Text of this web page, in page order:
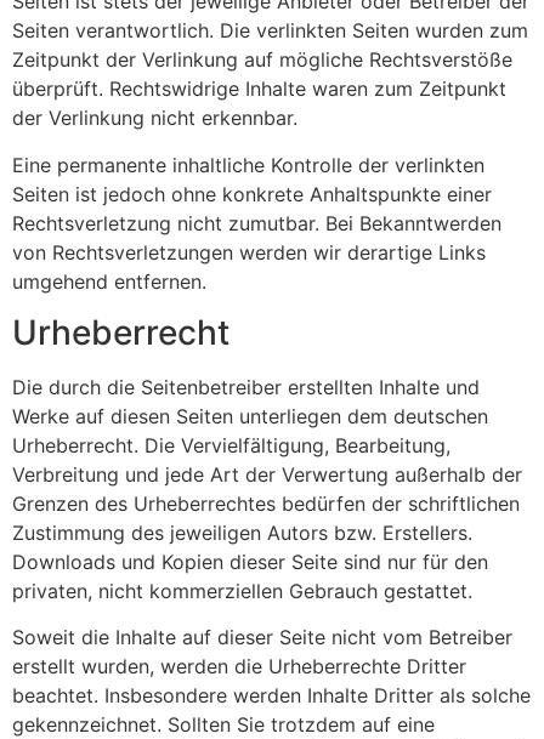
Seiten verantwortlich. Die verlinkten Seiten wurden zum
Zeitpunkt der Verlinkung auf mögliche Rechtsverstöße
überprüft. Rechtswidrige Inhalte waren zum Zeitpunkt
der Verlinkung nicht erkennbar.
Eine permanente inhaltliche Kontrolle der verlinkten
Seiten ist jedoch ohne konkrete Anhaltspunkte einer
Rechtsverletzung nicht zumutbar. Bei Bekanntwerden
von Rechtsverletzungen werden wir derartige Links
umgehend entfernen.
Urheberrecht
Die durch die Seitenbetreiber erstellten Inhalte und
Werke auf diesen Seiten unterliegen dem deutschen
Urheberrecht. Die Vervielfältigung, Bearbeitung,
Verbreitung und jede Art der Verwertung außerhalb der
Grenzen des Urheberrechtes bedürfen der schriftlichen
Zustimmung des jeweiligen Autors bzw. Erstellers.
Downloads und Kopien dieser Seite sind nur für den
privaten, nicht kommerziellen Gebrauch gestattet.
Soweit die Inhalte auf dieser Seite nicht vom Betreiber
erstellt wurden, werden die Urheberrechte Dritter
beachtet. Insbesondere werden Inhalte Dritter als solche
gekennzeichnet. Sollten Sie trotzdem auf eine